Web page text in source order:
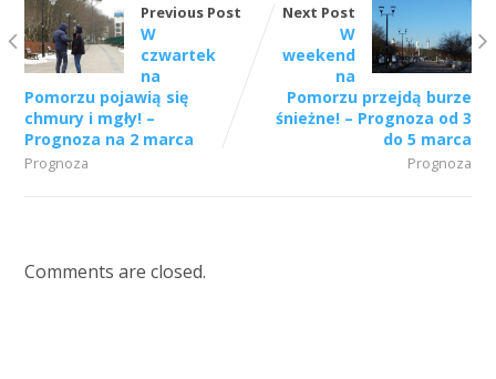
Previous Post
W
czwartek
na
Pomorzu pojawią się
chmury i mgły! –
Prognoza na 2 marca
Prognoza
Next Post
W
weekend
na
Pomorzu przejdą burze
śnieżne! – Prognoza od 3
do 5 marca
Prognoza
Comments are closed.